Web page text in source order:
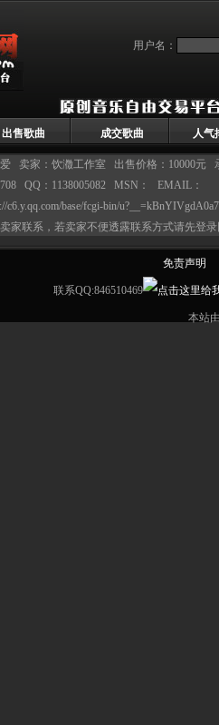
用户名：
出售歌曲 成交歌曲 人气
卖家： 饮瀓工作室 出售价格：10000元
QQ：1138005082 MSN： EMAIL：
c6.y.qq.com/base/fcgi-bin/u?__=kBnYIVgdA0a7
家联系，若卖家不便透露联系方式请先登
免责声明
联系QQ:846510469
本站